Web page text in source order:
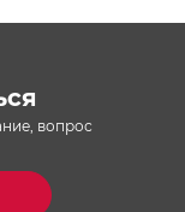
вопрос